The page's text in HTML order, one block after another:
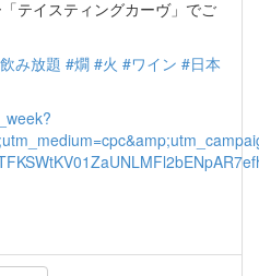
テイスティングカーヴ」でご
み放題 #燗 #火 #ワイン #日本